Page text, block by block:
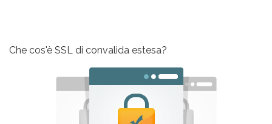
Che cos'è SSL di convalida estesa?